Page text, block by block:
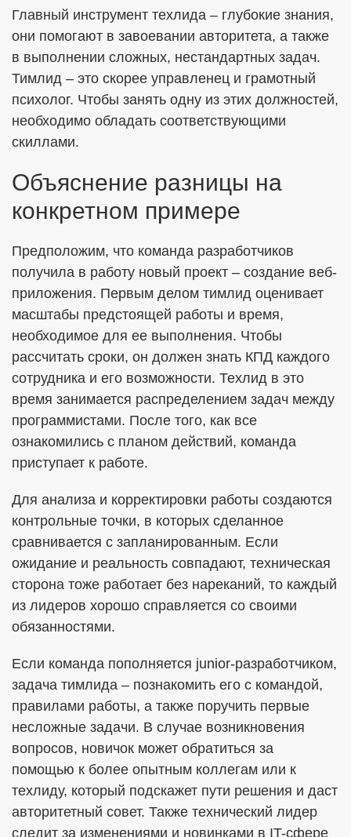
Главный инструмент техлида – глубокие знания,
они помогают в завоевании авторитета, а также
в выполнении сложных, нестандартных задач.
Тимлид – это скорее управленец и грамотный
психолог. Чтобы занять одну из этих должностей,
необходимо обладать соответствующими
скиллами.
Объяснение разницы на
конкретном примере
Предположим, что команда разработчиков
получила в работу новый проект – создание веб-
приложения. Первым делом тимлид оценивает
масштабы предстоящей работы и время,
необходимое для ее выполнения. Чтобы
рассчитать сроки, он должен знать КПД каждого
сотрудника и его возможности. Техлид в это
время занимается распределением задач между
программистами. После того, как все
ознакомились с планом действий, команда
приступает к работе.
Для анализа и корректировки работы создаются
контрольные точки, в которых сделанное
сравнивается с запланированным. Если
ожидание и реальность совпадают, техническая
сторона тоже работает без нареканий, то каждый
из лидеров хорошо справляется со своими
обязанностями.
Если команда пополняется junior-разработчиком,
задача тимлида – познакомить его с командой,
правилами работы, а также поручить первые
несложные задачи. В случае возникновения
вопросов, новичок может обратиться за
помощью к более опытным коллегам или к
техлиду, который подскажет пути решения и даст
авторитетный совет. Также технический лидер
следит за изменениями и новинками в IT-сфере